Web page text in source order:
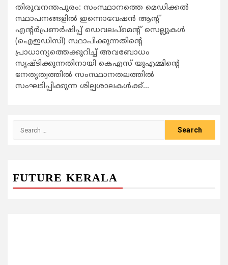
തിരുവനന്തപുരം: സംസ്ഥാനത്തെ മെഡിക്കല്‍
സ്ഥാപനങ്ങളില്‍ ഇന്നൊവേഷന്‍ ആന്‍റ്
എന്‍റര്‍പ്രണര്‍ഷിപ്പ് ഡെവലപ്മെന്‍റ് സെല്ലുകള്‍
(ഐഇഡിസി) സ്ഥാപിക്കുന്നതിന്‍റെ
പ്രാധാന്യത്തെക്കുറിച്ച് അവബോധം
സൃഷ്ടിക്കുന്നതിനായി കെഎസ് യുഎമ്മിന്‍റെ
നേതൃത്വത്തില്‍ സംസ്ഥാനതലത്തില്‍
സംഘടിപ്പിക്കുന്ന ശില്പശാലകള്‍ക്ക്...
FUTURE KERALA